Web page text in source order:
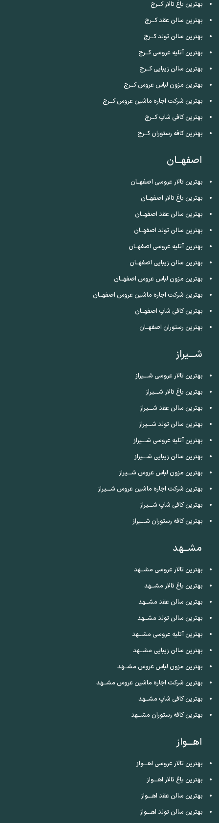
بهترین باغ تالار کــرج
بهترین سالن عقد کــرج
بهترین سالن تولد کــرج
بهترین آتلیه عروسی کــرج
بهترین سالن زیبایی کــرج
بهترین مزون لباس عروس کــرج
بهترین شرکت اجاره ماشین عروس کــرج
بهترین کافی شاپ کــرج
بهترین کافه رستوران کــرج
اصفهــان
بهترین تالار عروسی اصفهــان
بهترین باغ تالار اصفهــان
بهترین سالن عقد اصفهــان
بهترین سالن تولد اصفهــان
بهترین آتلیه عروسی اصفهــان
بهترین سالن زیبایی اصفهــان
بهترین مزون لباس عروس اصفهــان
بهترین شرکت اجاره ماشین عروس اصفهــان
بهترین کافی شاپ اصفهــان
بهترین رستوران اصفهــان
شـــیراز
بهترین تالار عروسی شـــیراز
بهترین باغ تالار شـــیراز
بهترین سالن عقد شـــیراز
بهترین سالن تولد شـــیراز
بهترین آتلیه عروسی شـــیراز
بهترین سالن زیبایی شـــیراز
بهترین مزون لباس عروس شـــیراز
بهترین شرکت اجاره ماشین عروس شـــیراز
بهترین کافی شاپ شـــیراز
بهترین کافه رستوران شـــیراز
مشــهد
بهترین تالار عروسی مشــهد
بهترین باغ تالار مشــهد
بهترین سالن عقد مشــهد
بهترین سالن تولد مشــهد
بهترین آتلیه عروسی مشــهد
بهترین سالن زیبایی مشــهد
بهترین مزون لباس عروس مشــهد
بهترین شرکت اجاره ماشین عروس مشــهد
بهترین کافی شاپ مشــهد
بهترین کافه رستوران مشــهد
اهـــواز
بهترین تالار عروسی اهـــواز
بهترین باغ تالار اهـــواز
بهترین سالن عقد اهـــواز
بهترین سالن تولد اهـــواز